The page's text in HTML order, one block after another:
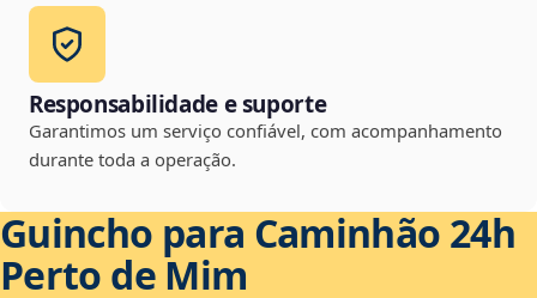
Responsabilidade e suporte
Garantimos um serviço confiável, com acompanhamento
durante toda a operação.
Guincho para Caminhão 24h
Perto de Mim